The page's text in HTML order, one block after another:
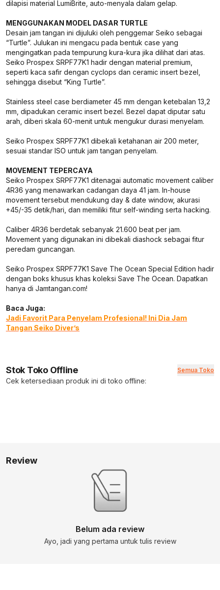
dilapisi material LumiBrite, auto-menyala dalam gelap.
MENGGUNAKAN MODEL DASAR TURTLE
Desain jam tangan ini dijuluki oleh penggemar Seiko sebagai
“Turtle”. Julukan ini mengacu pada bentuk case yang
mengingatkan pada tempurung kura-kura jika dilihat dari atas.
Seiko Prospex SRPF77K1 hadir dengan material premium,
seperti kaca safir dengan cyclops dan ceramic insert bezel,
sehingga disebut “King Turtle”.
Stainless steel case berdiameter 45 mm dengan ketebalan 13,2
mm, dipadukan ceramic insert bezel. Bezel dapat diputar satu
arah, diberi skala 60-menit untuk mengukur durasi menyelam.
Seiko Prospex SRPF77K1 dibekali ketahanan air 200 meter,
sesuai standar ISO untuk jam tangan penyelam.
MOVEMENT TEPERCAYA
Seiko Prospex SRPF77K1 ditenagai automatic movement caliber
4R36 yang menawarkan cadangan daya 41 jam. In-house
movement tersebut mendukung day & date window, akurasi
+45/-35 detik/hari, dan memiliki fitur self-winding serta hacking.
Caliber 4R36 berdetak sebanyak 21.600 beat per jam.
Movement yang digunakan ini dibekali diashock sebagai fitur
peredam guncangan.
Seiko Prospex SRPF77K1 Save The Ocean Special Edition hadir
dengan boks khusus khas koleksi Save The Ocean. Dapatkan
hanya di Jamtangan.com!
Baca Juga:
Jadi Favorit Para Penyelam Profesional! Ini Dia Jam
Tangan Seiko Diver’s
Stok Toko Offline Semua Toko
Cek ketersediaan produk ini di toko offline:
Review
Belum ada review
Ayo, jadi yang pertama untuk tulis review